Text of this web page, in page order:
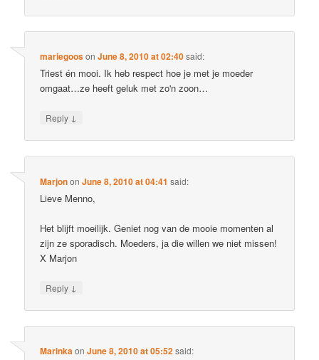
mariegoosonJune 8, 2010 at 02:40said:
Triest én mooi. Ik heb respect hoe je met je moeder
omgaat…ze heeft geluk met zo'n zoon…
Reply ↓
MarjononJune 8, 2010 at 04:41 said:
Lieve Menno,
Het blijft moeilijk. Geniet nog van de mooie momenten al
zijn ze sporadisch. Moeders, ja die willen we niet missen!
X Marjon
Reply ↓
MarinkaonJune 8, 2010 at 05:52said: